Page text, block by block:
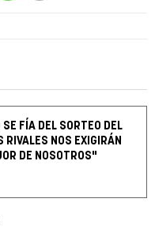
SE FÍA DEL SORTEO DEL
RIVALES NOS EXIGIRÁN
DE NOSOTROS"